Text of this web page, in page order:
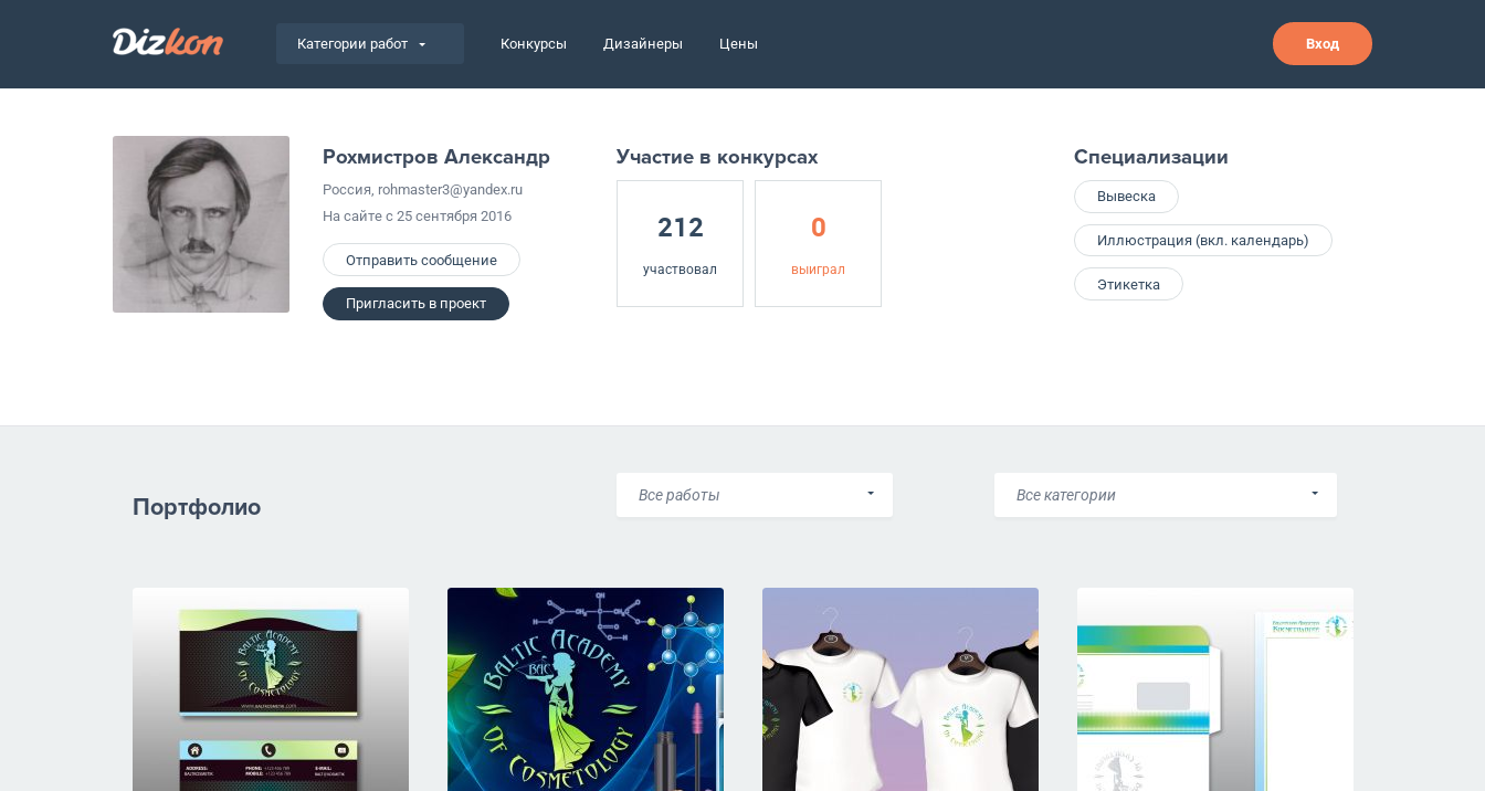
Категории работ Конкурсы Дизайнеры Цены Вход
Рохмистров Александр
Россия, rohmaster3@yandex.ru
На сайте с 25 сентября 2016
Отправить сообщение
Пригласить в проект
Участие в конкурсах
212
участвовал
0
выиграл
Специализации
Вывеска
Иллюстрация (вкл. календарь)
Этикетка
Портфолио Все работы Все категории